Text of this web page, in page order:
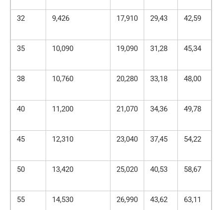
32 9,426 17,910 29,43 42,59
35 10,090 19,090 31,28 45,34
38 10,760 20,280 33,18 48,00
40 11,200 21,070 34,36 49,78
45 12,310 23,040 37,45 54,22
50 13,420 25,020 40,53 58,67
55 14,530 26,990 43,62 63,11